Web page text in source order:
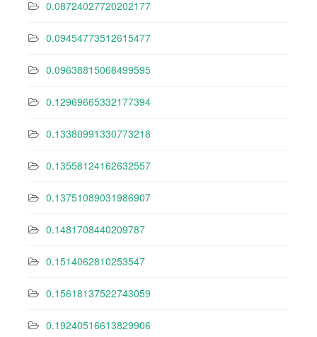
0.08724027720202177
0.09454773512615477
0.09638815068499595
0.12969665332177394
0.13380991330773218
0.13558124162632557
0.13751089031986907
0.1481708440209787
0.1514062810253547
0.15618137522743059
0.19240516613829906